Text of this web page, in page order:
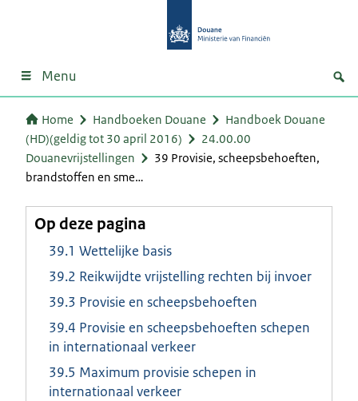
Menu
Home Handboeken Douane
Handboek Douane
(HD)(geldig tot 30 april 2016)
24.00.00
Douanevrijstellingen
39 Provisie, scheepsbehoeften,
brandstoffen en sme…
Op deze pagina
39.1 Wettelijke basis
39.2 Reikwijdte vrijstelling rechten bij invoer
39.3 Provisie en scheepsbehoeften
39.4 Provisie en scheepsbehoeften schepen
in internationaal verkeer
39.5 Maximum provisie schepen in
internationaal verkeer